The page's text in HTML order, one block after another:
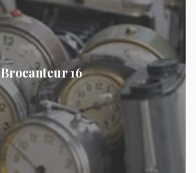
Brocanteur 16